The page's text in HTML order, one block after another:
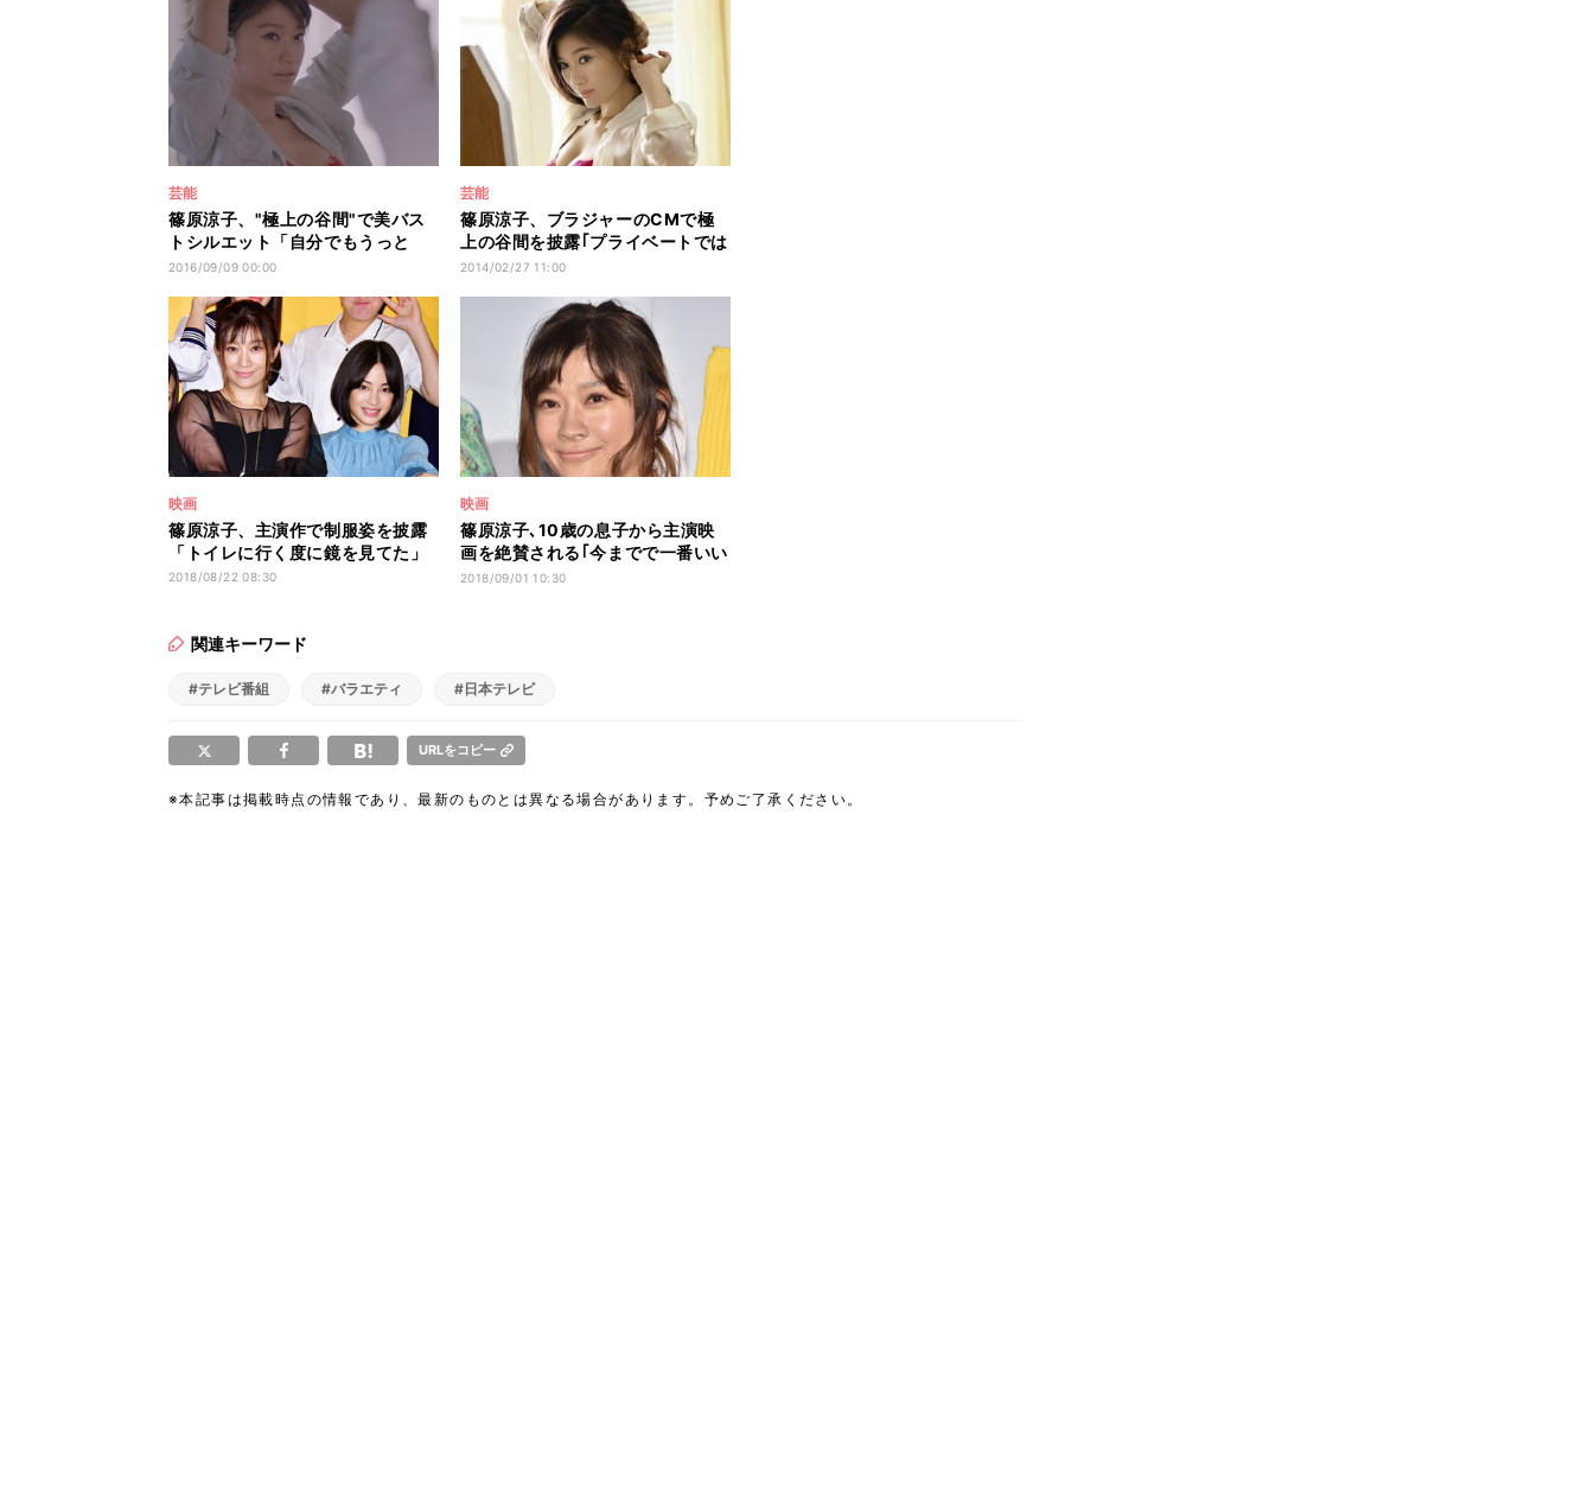
芸能
篠原涼子、"極上の谷間"で美バス
トシルエット「自分でもうっと
り」
2016/09/09 00:00
芸能
篠原涼子、ブラジャーのCMで極
上の谷間を披露｢プライベートでは
赤やピンク｣
2014/02/27 11:00
映画
篠原涼子、主演作で制服姿を披露
「トイレに行く度に鏡を見てた」
2018/08/22 08:30
映画
篠原涼子､10歳の息子から主演映
画を絶賛される｢今までで一番いい
作品だった｣
2018/09/01 10:30
関連キーワード
#テレビ番組 #バラエティ #日本テレビ
URLをコピー
※本記事は掲載時点の情報であり、最新のものとは異なる場合があります。予めご了承ください。